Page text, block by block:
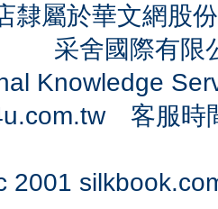
隸屬於華文網股
采舍國際有
Knowledge
客服時
2001